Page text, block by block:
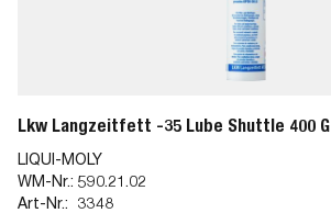
Lkw Langzeitfett -35 Lube Shuttle 400 G
LIQUI-MOLY
WM-Nr.: 590.21.02
Art-Nr.: 3348